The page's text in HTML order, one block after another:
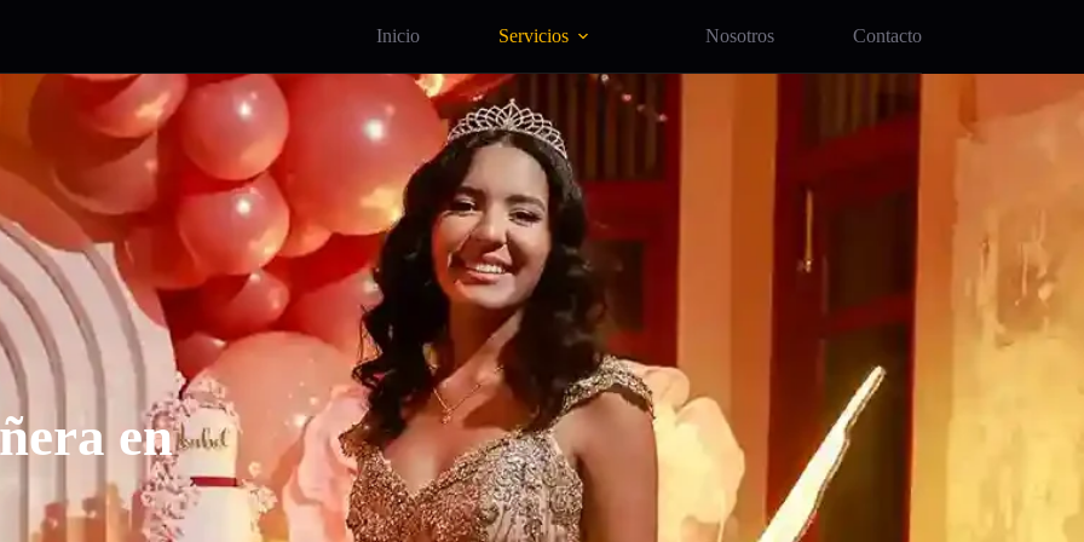
Inicio Servicios Nosotros Contacto
en